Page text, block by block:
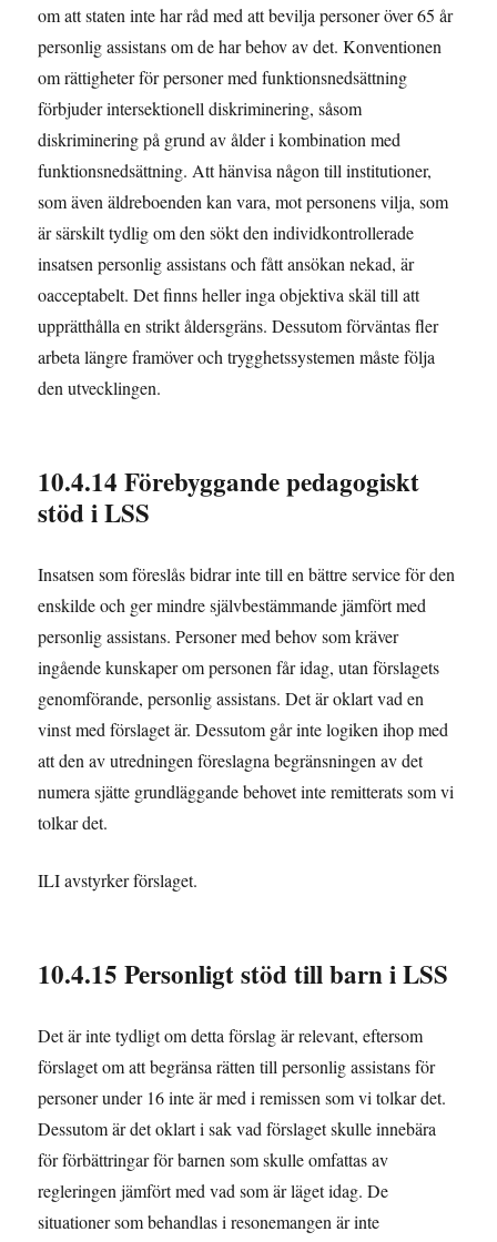
om att staten inte har råd med att bevilja personer över 65 år
personlig assistans om de har behov av det. Konventionen
om rättigheter för personer med funktionsnedsättning
förbjuder intersektionell diskriminering, såsom
diskriminering på grund av ålder i kombination med
funktionsnedsättning. Att hänvisa någon till institutioner,
som även äldreboenden kan vara, mot personens vilja, som
är särskilt tydlig om den sökt den individkontrollerade
insatsen personlig assistans och fått ansökan nekad, är
oacceptabelt. Det finns heller inga objektiva skäl till att
upprätthålla en strikt åldersgräns. Dessutom förväntas fler
arbeta längre framöver och trygghetssystemen måste följa
den utvecklingen.
10.4.14 Förebyggande pedagogiskt
stöd i LSS
Insatsen som föreslås bidrar inte till en bättre service för den
enskilde och ger mindre självbestämmande jämfört med
personlig assistans. Personer med behov som kräver
ingående kunskaper om personen får idag, utan förslagets
genomförande, personlig assistans. Det är oklart vad en
vinst med förslaget är. Dessutom går inte logiken ihop med
att den av utredningen föreslagna begränsningen av det
numera sjätte grundläggande behovet inte remitterats som vi
tolkar det.
ILI avstyrker förslaget.
10.4.15 Personligt stöd till barn i LSS
Det är inte tydligt om detta förslag är relevant, eftersom
förslaget om att begränsa rätten till personlig assistans för
personer under 16 inte är med i remissen som vi tolkar det.
Dessutom är det oklart i sak vad förslaget skulle innebära
för förbättringar för barnen som skulle omfattas av
regleringen jämfört med vad som är läget idag. De
situationer som behandlas i resonemangen är inte